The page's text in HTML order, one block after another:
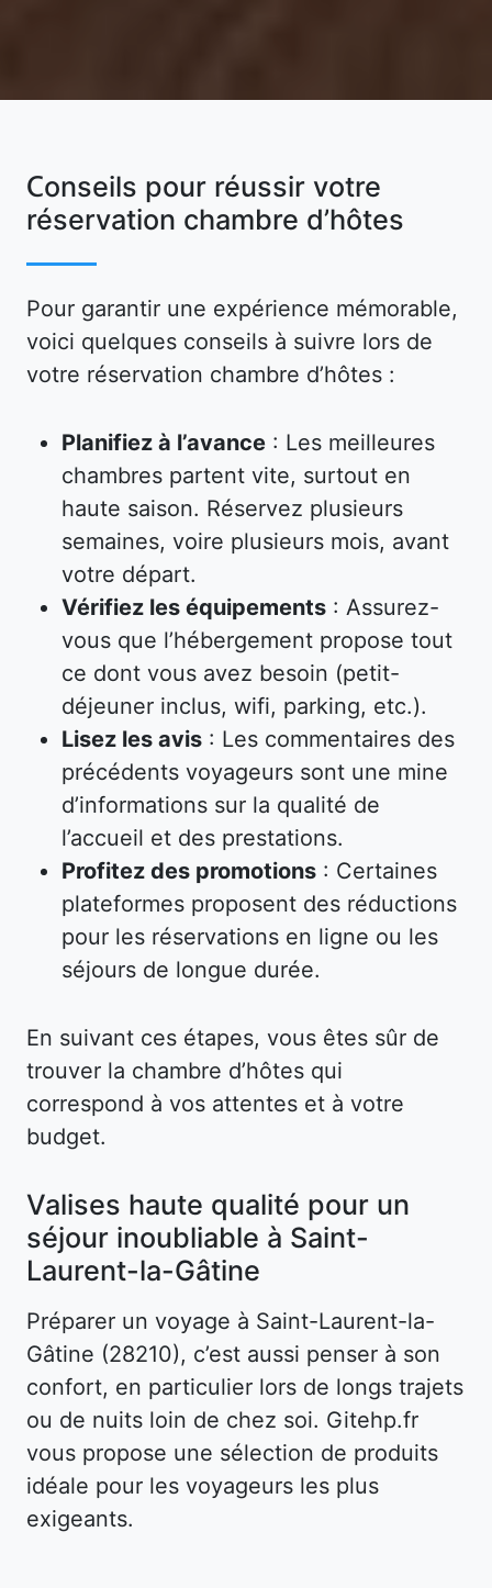
Conseils pour réussir votre
réservation chambre d’hôtes
Pour garantir une expérience mémorable,
voici quelques conseils à suivre lors de
votre réservation chambre d’hôtes :
Planifiez à l’avance : Les meilleures
chambres partent vite, surtout en
haute saison. Réservez plusieurs
semaines, voire plusieurs mois, avant
votre départ.
Vérifiez les équipements : Assurez-
vous que l’hébergement propose tout
ce dont vous avez besoin (petit-
déjeuner inclus, wifi, parking, etc.).
Lisez les avis : Les commentaires des
précédents voyageurs sont une mine
d’informations sur la qualité de
l’accueil et des prestations.
Profitez des promotions : Certaines
plateformes proposent des réductions
pour les réservations en ligne ou les
séjours de longue durée.
En suivant ces étapes, vous êtes sûr de
trouver la chambre d’hôtes qui
correspond à vos attentes et à votre
budget.
Valises haute qualité pour un
séjour inoubliable à Saint-
Laurent-la-Gâtine
Préparer un voyage à Saint-Laurent-la-
Gâtine (28210), c’est aussi penser à son
confort, en particulier lors de longs trajets
ou de nuits loin de chez soi. Gitehp.fr
vous propose une sélection de produits
idéale pour les voyageurs les plus
exigeants.